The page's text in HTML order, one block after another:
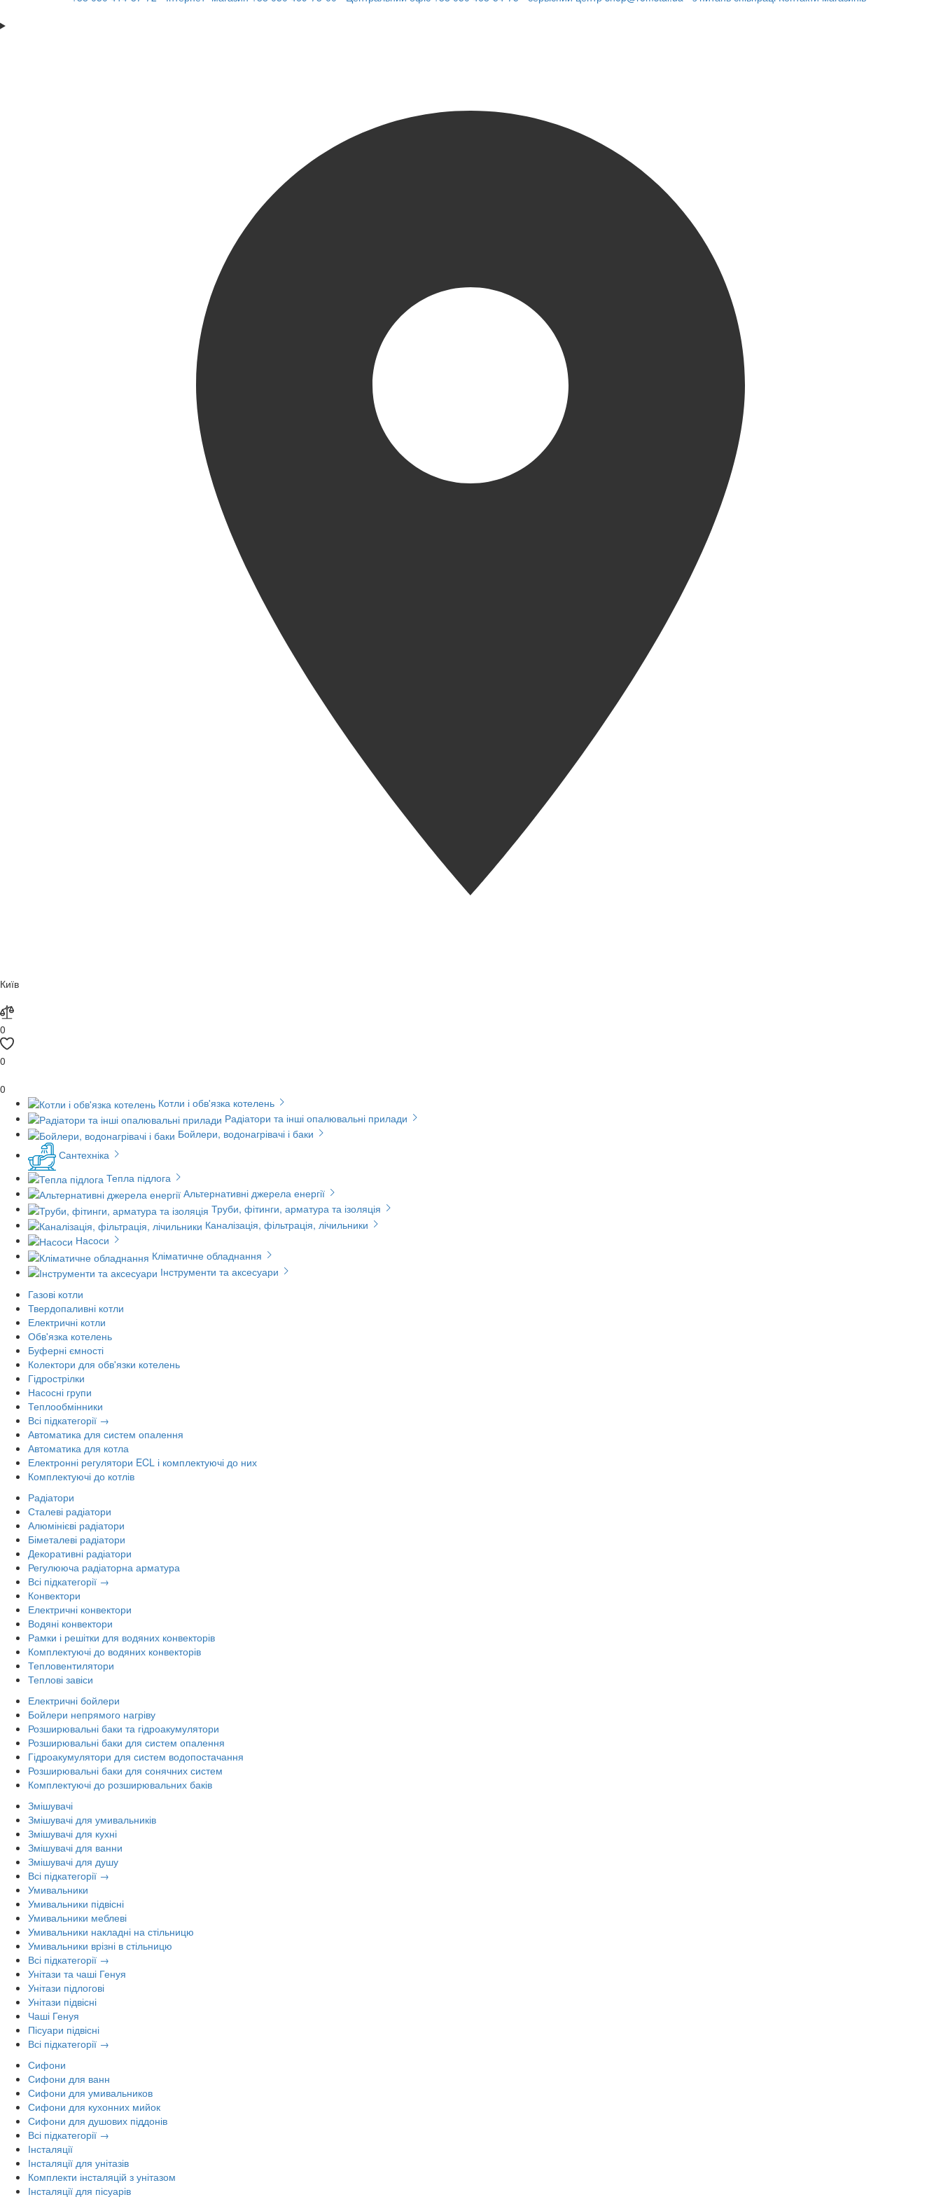
Київ
0
0
0
Котли і обв'язка котелень
Радіатори та інші опалювальні прилади
Бойлери, водонагрівачі і баки
Сантехніка
Тепла підлога
Альтернативні джерела енергії
Труби, фітинги, арматура та ізоляція
Каналізація, фільтрація, лічильники
Насоси
Кліматичне обладнання
Інструменти та аксесуари
Газові котли
Твердопаливні котли
Електричні котли
Обв'язка котелень
Буферні ємності
Колектори для обв'язки котелень
Гідрострілки
Насосні групи
Теплообмінники
Всі підкатегорії →
Автоматика для систем опалення
Автоматика для котла
Електронні регулятори ECL і комплектуючі до них
Комплектуючі до котлів
Радіатори
Сталеві радіатори
Алюмінієві радіатори
Біметалеві радіатори
Декоративні радіатори
Регулююча радіаторна арматура
Всі підкатегорії →
Конвектори
Електричні конвектори
Водяні конвектори
Рамки і решітки для водяних конвекторів
Комплектуючі до водяних конвекторів
Тепловентилятори
Теплові завіси
Електричні бойлери
Бойлери непрямого нагріву
Розширювальні баки та гідроакумулятори
Розширювальні баки для систем опалення
Гідроакумулятори для систем водопостачання
Розширювальні баки для сонячних систем
Комплектуючі до розширювальних баків
Змішувачі
Змішувачі для умивальників
Змішувачі для кухні
Змішувачі для ванни
Змішувачі для душу
Всі підкатегорії →
Умивальники
Умивальники підвісні
Умивальники меблеві
Умивальники накладні на стільницю
Умивальники врізні в стільницю
Всі підкатегорії →
Унітази та чаші Генуя
Унітази підлогові
Унітази підвісні
Чаші Генуя
Пісуари підвісні
Всі підкатегорії →
Сифони
Сифони для ванн
Сифони для умивальников
Сифони для кухонних мийок
Сифони для душових піддонів
Всі підкатегорії →
Інсталяції
Інсталяції для унітазів
Комплекти інсталяцій з унітазом
Інсталяції для пісуарів